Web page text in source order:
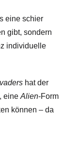
eine schier
gibt, sondern
individuelle
hat der
eine Alien-Form
können – da